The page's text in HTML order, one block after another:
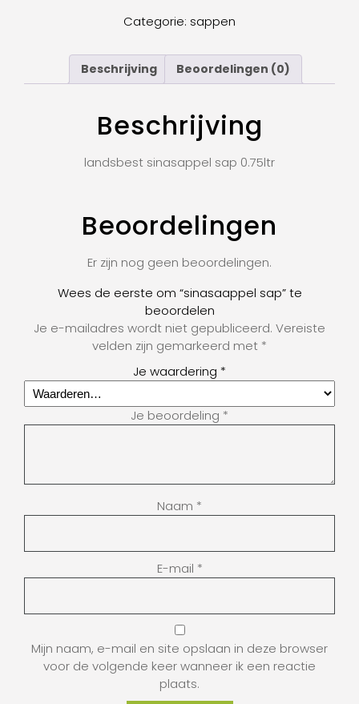
Categorie: sappen
Beschrijving Beoordelingen (0)
Beschrijving
landsbest sinasappel sap 0.75ltr
Beoordelingen
Er zijn nog geen beoordelingen.
Wees de eerste om “sinasaappel sap” te
beoordelen
Je e-mailadres wordt niet gepubliceerd. Vereiste
velden zijn gemarkeerd met *
Je waardering *
Je beoordeling *
Naam *
E-mail *
Mijn naam, e-mail en site opslaan in deze browser
voor de volgende keer wanneer ik een reactie
plaats.